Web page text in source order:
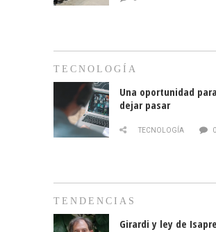
TECNOLOGÍA
Una oportunidad
dejar pasar
TECNOLOGÍA 0
TENDENCIAS
Girardi y ley de